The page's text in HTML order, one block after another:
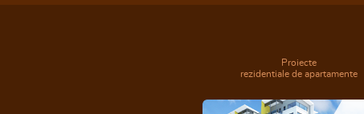
Proiecte
rezidentiale de apartamente